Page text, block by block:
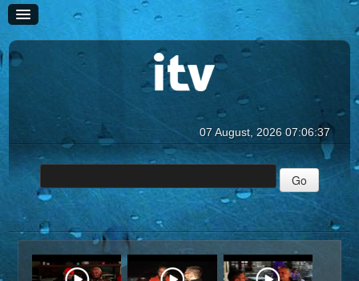
07 August, 2026 07:06:38
ΕΙΔΗΣΕΙΣ
ΕΚΠΟΜΠΕΣ
ΙΣΤΟΡΙΕΣ
Puzzle